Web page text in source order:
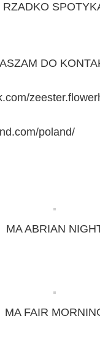
DO
poland/
MA ABRIAN
MA FAIR